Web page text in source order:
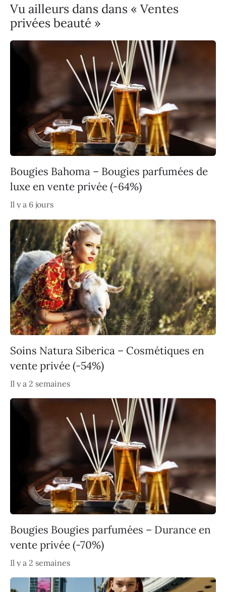
Vu ailleurs dans dans « Ventes
privées beauté »
Bougies Bahoma – Bougies parfumées de
luxe en vente privée (-64%)
Il y a 6 jours
Soins Natura Siberica – Cosmétiques en
vente privée (-54%)
Il y a 2 semaines
Bougies Bougies parfumées – Durance en
vente privée (-70%)
Il y a 2 semaines